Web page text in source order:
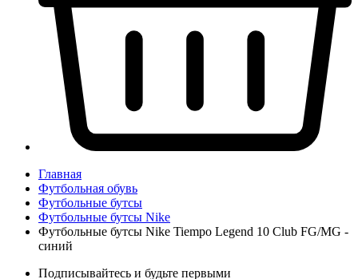
Главная
Футбольная обувь
Футбольные бутсы
Футбольные бутсы Nike
Футбольные бутсы Nike Tiempo Legend 10 Club FG/MG -
синий
Подписывайтесь и будьте первыми